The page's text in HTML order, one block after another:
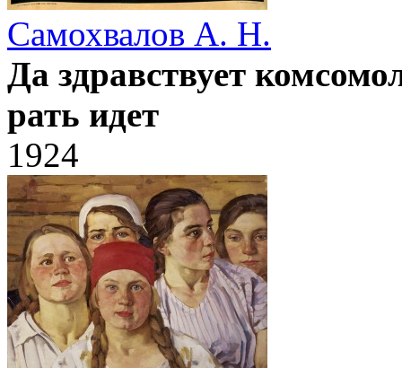
Самохвалов А. Н.
Да здравствует
рать идет
1924